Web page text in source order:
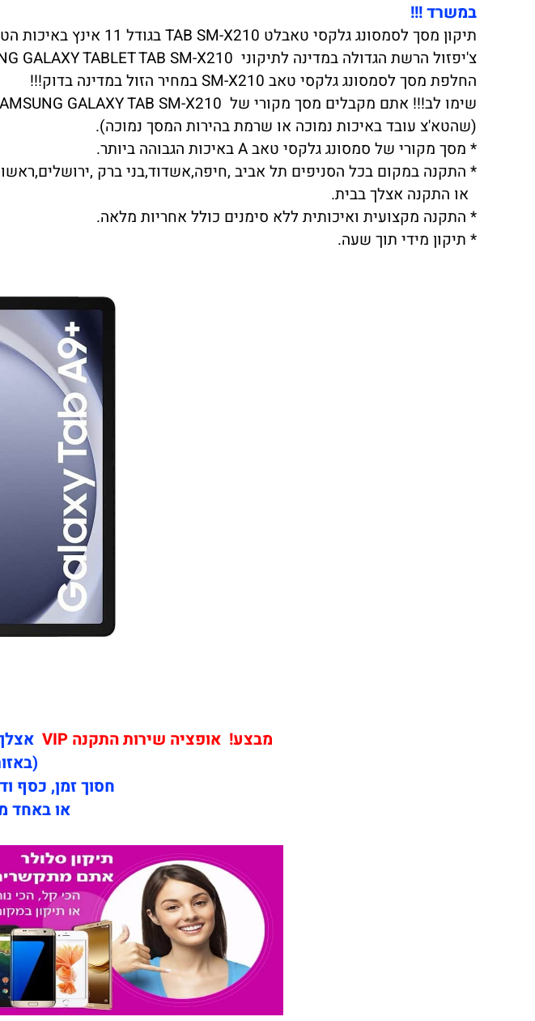
במשרד !!!
תיקון מסך לסמסונג גלקסי טאבלט TAB SM-X210 בגודל 11 אינץ באיכות הטובה ביותר. (שימו לב בהחלפת מסך לסמסונג גלקסי TAB SM-X210 מקורי).
צ'יפזול הרשת הגדולה במדינה לתיקוני BROKEN SAMSUNG GALAXY TABLET TAB SM-X210 יצאה במבצע לחודש הקרוב
החלפת מסך לסמסונג גלקסי טאב SM-X210 במחיר הזול במדינה בדוק!!!
שימו לב!!! אתם מקבלים מסך מקורי של SAMSUNG GALAXY TAB SM-X210 אל תתפתו לחיקויים
(שהטא'צ עובד באיכות נמוכה או שרמת בהירות המסך נמוכה).
* מסך מקורי של סמסונג גלקסי טאב A באיכות הגבוהה ביותר.
* התקנה במקום בכל הסניפים תל אביב ,חיפה,אשדוד,בני ברק ,ירושלים,ראשון
או התקנה אצלך בבית.
* התקנה מקצועית ואיכותית ללא סימנים כולל אחריות מלאה.
* תיקון מידי תוך שעה.
מבצע! אופציה שירות התקנה VIP
חסוך זמן, כסף
או באחד